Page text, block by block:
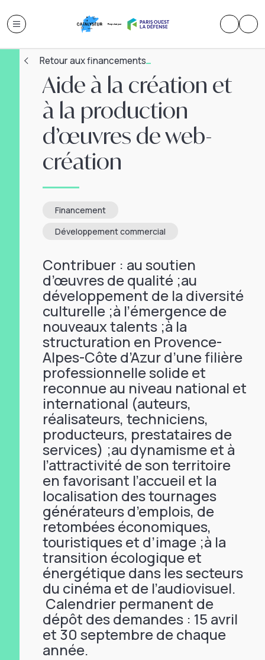
Retour aux financements
Aide à la création et
à la production
d’œuvres de web-
création
Financement
Développement commercial
Contribuer : au soutien
d’œuvres de qualité ;au
développement de la diversité
culturelle ;à l’émergence de
nouveaux talents ;à la
structuration en Provence-
Alpes-Côte d’Azur d’une filière
professionnelle solide et
reconnue au niveau national et
international (auteurs,
réalisateurs, techniciens,
producteurs, prestataires de
services) ;au dynamisme et à
l’attractivité de son territoire
en favorisant l’accueil et la
localisation des tournages
générateurs d’emplois, de
retombées économiques,
touristiques et d’image ;à la
transition écologique et
énergétique dans les secteurs
du cinéma et de l’audiovisuel.
Calendrier permanent de
dépôt des demandes : 15 avril
et 30 septembre de chaque
année.